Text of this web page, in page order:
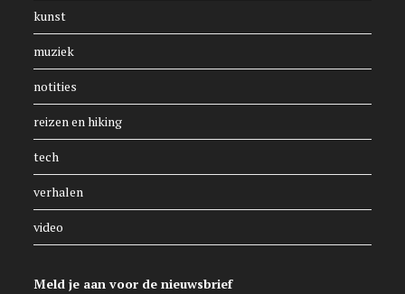
kunst
muziek
notities
reizen en hiking
tech
verhalen
video
Meld je aan voor de nieuwsbrief